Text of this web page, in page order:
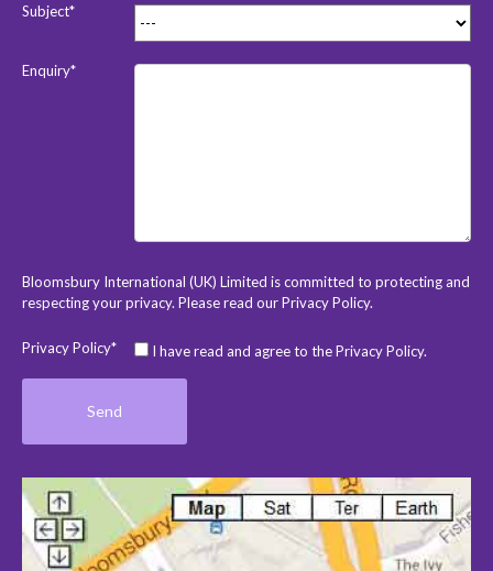
Subject*
Enquiry*
Bloomsbury International (UK) Limited is committed to protecting and
respecting your privacy. Please read ourPrivacy Policy.
Privacy Policy* I have read and agree to the Privacy Policy.